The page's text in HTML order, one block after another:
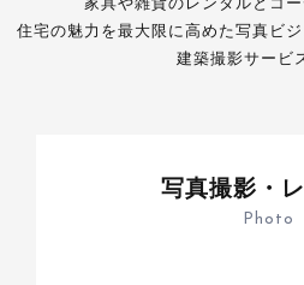
住宅の魅力を最大限に高めた写真ビ
建築撮影サービ
写真撮影・
Photo